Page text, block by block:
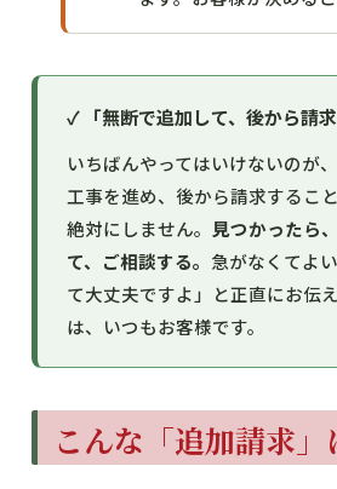
✓ 「無断で追加して、後から請
いちばんやってはいけないのが
工事を進め、後から請求するこ
絶対にしません。 見つかったら
て、ご相談する。 急がなくてよ
て大丈夫ですよ」と正直にお伝
は、いつもお客様です。
こんな「追加請求